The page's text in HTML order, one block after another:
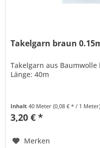
Takelgarn braun
Takelgarn aus
Länge: 40m
Inhalt40 Meter(0,08 € * / 1 Meter)
3,20 € *
Merken